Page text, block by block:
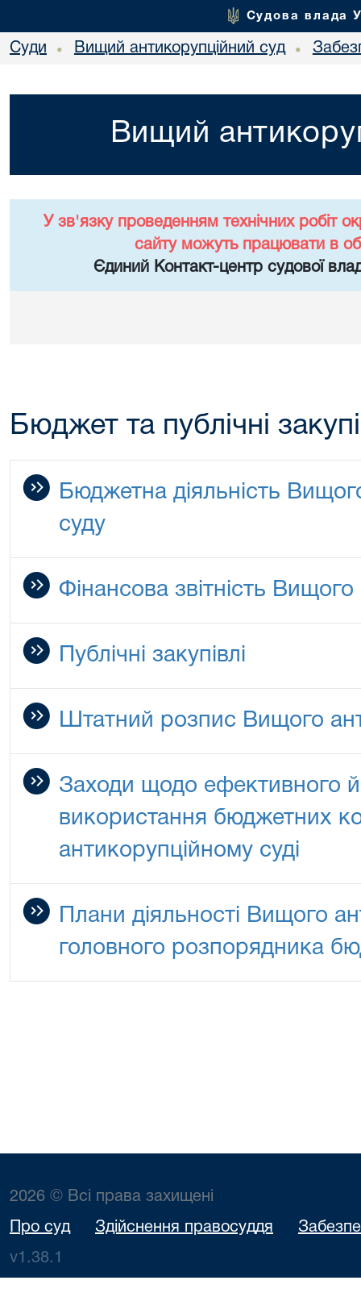
Судова влада
Суди • Вищий антикорупційний суд •
Вищий
У зв'язку проведенням технічних робіт
сайту можуть працювати в
Єдиний Контакт-центр судової
Бюджет та публічні
Бюджетна діяльність
суду
Фінансова звітність
Публічні закупівлі
Штатний розпис Вищого
Заходи щодо ефективного й
використання бюджетних
антикорупційному суді
Плани діяльності Вищого
головного розпорядника
2026 © Всі права захищені
Про суд Здійснення правосуддя
v1.38.1